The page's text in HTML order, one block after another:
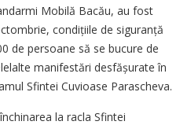
Mobilă Bacău, au fost
condițiile de siguranță
de persoane să se bucure de
manifestări desfășurate în
Sfintei Cuvioase Parascheva.
la racla Sfintei